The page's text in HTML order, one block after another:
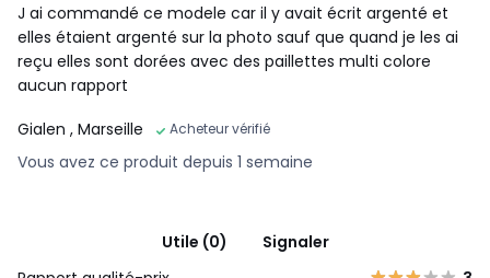
J ai commandé ce modele car il y avait écrit argenté et
elles étaient argenté sur la photo sauf que quand je les ai
reçu elles sont dorées avec des paillettes multi colore
aucun rapport
Gialen , Marseille Acheteur vérifié
Vous avez ce produit depuis 1 semaine
Utile (0)
Signaler